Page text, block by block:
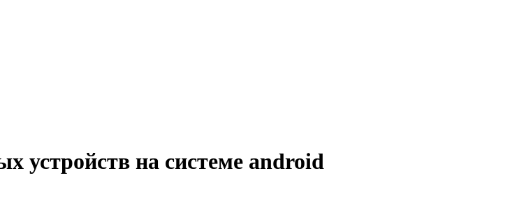
устройств на системе android